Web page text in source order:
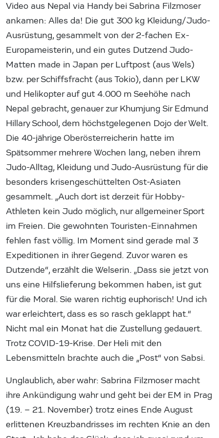
Video aus Nepal via Handy bei Sabrina Filzmoser
ankamen: Alles da! Die gut 300 kg Kleidung/Judo-
Ausrüstung, gesammelt von der 2-fachen Ex-
Europameisterin, und ein gutes Dutzend Judo-
Matten made in Japan per Luftpost (aus Wels)
bzw. per Schiffsfracht (aus Tokio), dann per LKW
und Helikopter auf gut 4.000 m Seehöhe nach
Nepal gebracht, genauer zur Khumjung Sir Edmund
Hillary School, dem höchstgelegenen Dojo der Welt.
Die 40-jährige Oberösterreicherin hatte im
Spätsommer mehrere Wochen lang, neben ihrem
Judo-Alltag, Kleidung und Judo-Ausrüstung für die
besonders krisengeschüttelten Ost-Asiaten
gesammelt. „Auch dort ist derzeit für Hobby-
Athleten kein Judo möglich, nur allgemeiner Sport
im Freien. Die gewohnten Touristen-Einnahmen
fehlen fast völlig. Im Moment sind gerade mal 3
Expeditionen in ihrer Gegend. Zuvor waren es
Dutzende“, erzählt die Welserin. „Dass sie jetzt von
uns eine Hilfslieferung bekommen haben, ist gut
für die Moral. Sie waren richtig euphorisch! Und ich
war erleichtert, dass es so rasch geklappt hat.“
Nicht mal ein Monat hat die Zustellung gedauert.
Trotz COVID-19-Krise. Der Heli mit den
Lebensmitteln brachte auch die „Post“ von Sabsi.
Unglaublich, aber wahr: Sabrina Filzmoser macht
ihre Ankündigung wahr und geht bei der EM in Prag
(19. – 21. November) trotz eines Ende August
erlittenen Kreuzbandrisses im rechten Knie an den